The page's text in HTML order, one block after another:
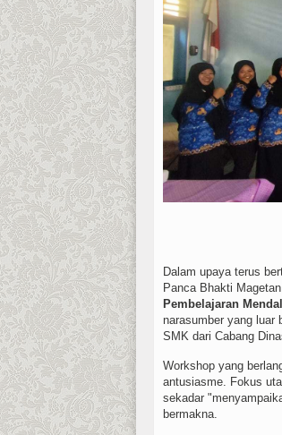
Dalam upaya terus
Panca Bhakti
Pembelajaran
narasumber yang luar
SMK dari Cabang
Workshop yang
antusiasme. Fokus
sekadar
bermakna.